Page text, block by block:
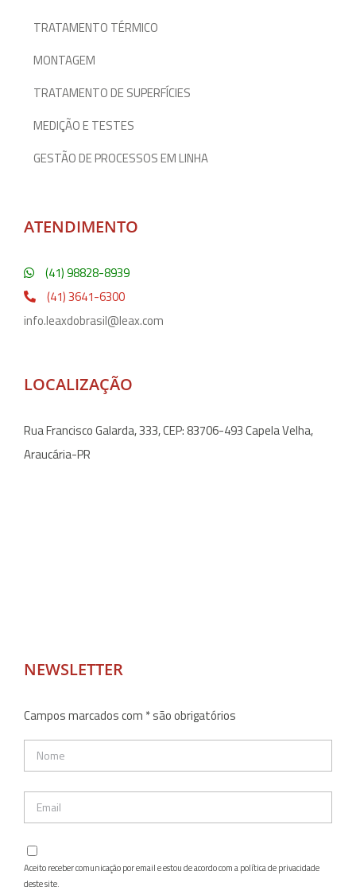
TRATAMENTO TÉRMICO
MONTAGEM
TRATAMENTO DE SUPERFÍCIES
MEDIÇÃO E TESTES
GESTÃO DE PROCESSOS EM LINHA
ATENDIMENTO
(41) 98828-8939
(41) 3641-6300
info.leaxdobrasil@leax.com
LOCALIZAÇÃO
Rua Francisco Galarda, 333, CEP: 83706-493 Capela Velha,
Araucária-PR
NEWSLETTER
Campos marcados com * são obrigatórios
Aceito receber comunicação por email e estou de acordo com a política de privacidade
deste site.